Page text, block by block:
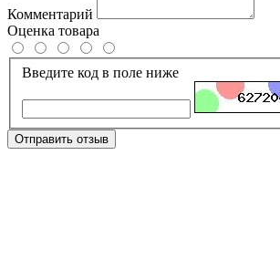
Комментарий
Оценка товара
Введите код в поле ниже
Отправить отзыв